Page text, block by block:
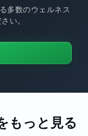
多数のウェルネス
い。
もっと見る